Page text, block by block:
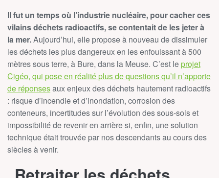
Il fut un temps où l’industrie nucléaire, pour cacher ces
vilainsdéchets radioactifs, se contentait de les jeter à
la mer.Aujourd’hui, elle propose à nouveau de dissimuler
les déchets les plus dangereux en les enfouissant à 500
mètres sous terre, à Bure, dans la Meuse. C’est leprojet
Cigéo, qui pose en réalité plus de questions qu’il n’apporte
de réponsesaux enjeux des déchets hautement radioactifs
: risque d’incendie et d’inondation, corrosion des
conteneurs, incertitudes sur l’évolution des sous-sols et
impossibilité de revenir en arrière si, enfin, une solution
technique était trouvée par nos descendants au cours des
siècles à venir.